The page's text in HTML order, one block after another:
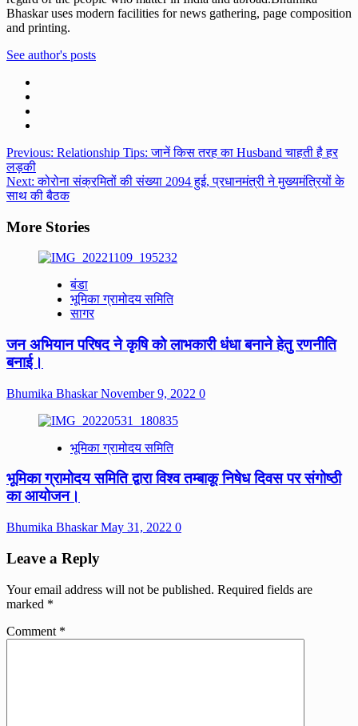
Bhaskar uses modern facilities for news gathering, page composition
and printing.
See author's posts
Post
navigation
Previous: Relationship Tips: जानें किस तरह का Husband चाहती है हर
लड़की
Next:कोरोना संक्रमितों की संख्या 2094 हुई, प्रधानमंत्री ने मुख्यमंत्रियों के
साथ की बैठक
More Stories
बंडा
भूमिका ग्रामोदय समिति
सागर
जन अभियान परिषद ने कृषि को लाभकारी धंधा बनाने हेतु रणनीति
बनाई।
Bhumika BhaskarNovember 9, 2022 0
भूमिका ग्रामोदय समिति
भूमिका ग्रामोदय समिति द्वारा विश्व तम्बाकू निषेध दिवस पर संगोष्ठी
का आयोजन।
Bhumika BhaskarMay 31, 2022 0
Leave a Reply
Your email address will not be published. Required fields are
marked *
Comment *